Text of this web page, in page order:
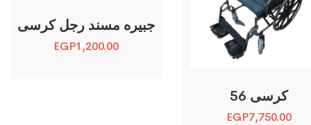
جبيره مسند رجل كرسى
EGP1,200.00
كرسى 56
EGP7,750.00